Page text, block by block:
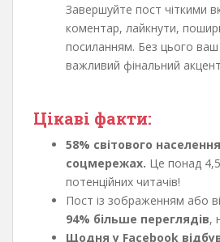
Завершуйте пост чіткими
коментар, лайкнути,
посиланням. Без цього
важливий фінальний
Цікаві факти:
58% світового
соцмережах. Це понад
потенційних читачів!
Пост із зображенням або
94% більше переглядів,
Щодня у Facebook